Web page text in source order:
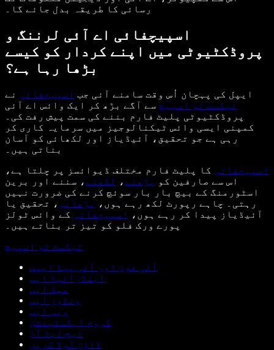
رسائی کا طریقہ بدل جائے گا۔
اسپیچفائی اے آئی لرننگ و
پروڈکٹیوٹی میں اپنے کردار کو کیسے
بڑھا رہا ہے؟
ایپل کی پہچان اُس وقت سامنے آئی جب اسپیچفائی نے
ٹیکسٹ ٹو اسپیچ سے آگے بڑھ کر ایک وائس اے آئی
پروڈکٹیوٹی پلیٹ فارم بننے کی سمت پیش رفت کی۔
کمپنی ایسی وائس ٹیکنالوجیز میں سرمایہ کاری کر
رہی ہے جو تحقیق، آئیڈیاز اور لکھائی کو آسان
بناتی ہیں۔
اسپیچفائی کا پلیٹ فارم مختلف ڈیوائسز پر چلتا ہے،
اس سے صارفین کو
پڑھنے ، لکھنے ، سننے اور برین
اسٹورمنگ کے بیچ بار بار سوئچ کرنے کی ضرورت نہیں
رہتی۔ چاہے رپورٹ لکھ رہے ہوں،
پڑھائی ، تحقیق یا
آئیڈیاز پیدا کر رہے ہوں،
اسپیچفائی کے وائس ٹولز
پورے ورک فلو کو تیز تر بناتے ہیں۔
ٹیکسٹ ٹو اسپیچ
آئی فون اور آئی پیڈ ایپس
اینڈرائیڈ ایپ
میک ایپ
ونڈوز ایپ
ویب ایپ
کروم ایکسٹینشن
ایج ایڈ آن
ڈاؤن لوڈ کریں